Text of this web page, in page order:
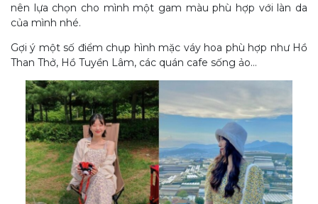
nên lựa chọn cho mình một gam màu phù hợp với làn da
của mình nhé.
Gợi ý một số điểm chụp hình mặc váy hoa phù hợp như Hồ
Than Thở, Hồ Tuyền Lâm, các quán cafe sống ảo…